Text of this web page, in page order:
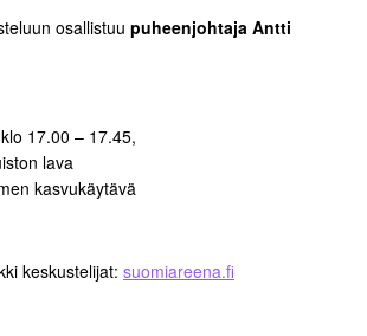
osallistuu puheenjohtaja Antti
klo 17.00 – 17.45,
lava
kasvukäytävä
keskustelijat: suomiareena.fi